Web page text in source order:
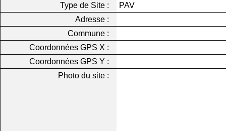
Type de Site :
PAV
Adresse :
Commune :
Coordonnées GPS X :
Coordonnées GPS Y :
Photo du site :